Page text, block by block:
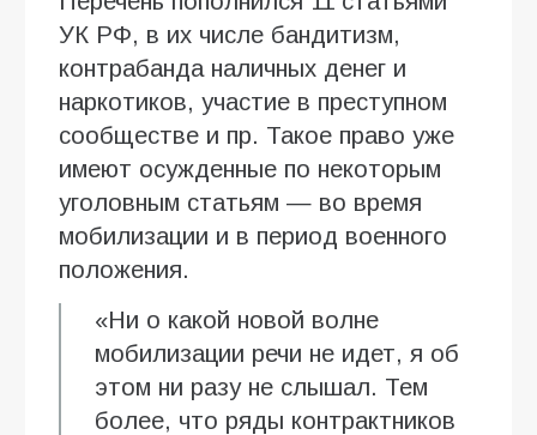
УК РФ, в их числе бандитизм,
контрабанда наличных денег и
наркотиков, участие в преступном
сообществе и пр. Такое право уже
имеют осужденные по некоторым
уголовным статьям — во время
мобилизации и в период военного
положения.
«Ни о какой новой волне
мобилизации речи не идет, я об
этом ни разу не слышал. Тем
более, что ряды контрактников